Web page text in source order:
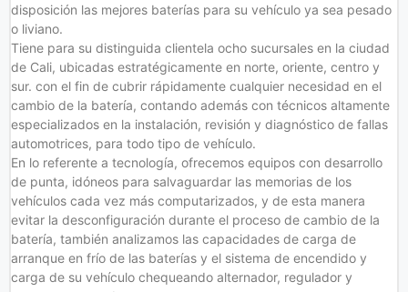
disposición las mejores baterías para su vehículo ya sea pesado
o liviano.
Tiene para su distinguida clientela ocho sucursales en la ciudad
de Cali, ubicadas estratégicamente en norte, oriente, centro y
sur. con el fin de cubrir rápidamente cualquier necesidad en el
cambio de la batería, contando además con técnicos altamente
especializados en la instalación, revisión y diagnóstico de fallas
automotrices, para todo tipo de vehículo.
En lo referente a tecnología, ofrecemos equipos con desarrollo
de punta, idóneos para salvaguardar las memorias de los
vehículos cada vez más computarizados, y de esta manera
evitar la desconfiguración durante el proceso de cambio de la
batería, también analizamos las capacidades de carga de
arranque en frío de las baterías y el sistema de encendido y
carga de su vehículo chequeando alternador, regulador y